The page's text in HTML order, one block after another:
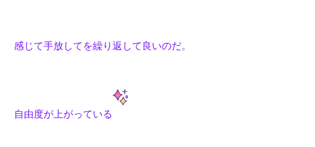
感じて手放してを繰り返して良いのだ。
自由度が上がっている